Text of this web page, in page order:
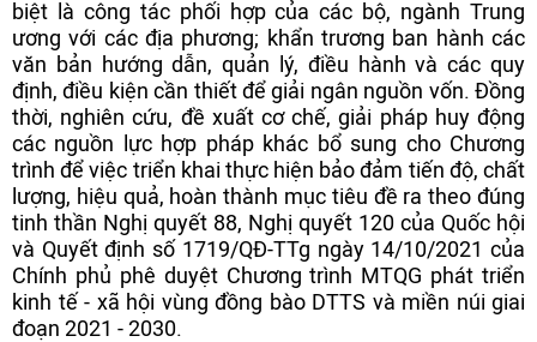
biệt là công tác phối hợp của các bộ, ngành Trung
ương với các địa phương; khẩn trương ban hành các
văn bản hướng dẫn, quản lý, điều hành và các quy
định, điều kiện cần thiết để giải ngân nguồn vốn. Đồng
thời, nghiên cứu, đề xuất cơ chế, giải pháp huy động
các nguồn lực hợp pháp khác bổ sung cho Chương
trình để việc triển khai thực hiện bảo đảm tiến độ, chất
lượng, hiệu quả, hoàn thành mục tiêu đề ra theo đúng
tinh thần Nghị quyết 88, Nghị quyết 120 của Quốc hội
và Quyết định số 1719/QĐ-TTg ngày 14/10/2021 của
Chính phủ phê duyệt Chương trình MTQG phát triển
kinh tế - xã hội vùng đồng bào DTTS và miền núi giai
đoạn 2021 - 2030.